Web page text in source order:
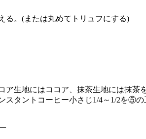
る。(または丸めてトリュフにする)
生地にはココア、抹茶生地には抹茶
スタントコーヒー小さじ1/4～1/2を⑤の